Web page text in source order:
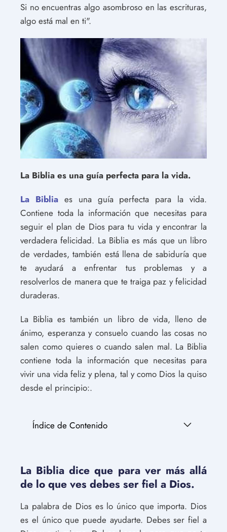
Si no encuentras algo asombroso en las escrituras,
algo está mal en ti".
La Biblia es una guía perfecta para la vida.
La Bibliaes una guía perfecta para la vida.
Contiene toda la información que necesitas para
seguir el plan de Dios para tu vida y encontrar la
verdadera felicidad. La Biblia es más que un libro
de verdades, también está llena de sabiduría que
te ayudará a enfrentar tus problemas y a
resolverlos de manera que te traiga paz y felicidad
duraderas.
La Biblia es también un libro de vida, lleno de
ánimo, esperanza y consuelo cuando las cosas no
salen como quieres o cuando salen mal. La Biblia
contiene toda la información que necesitas para
vivir una vida feliz y plena, tal y como Dios la quiso
desde el principio:.
Índice de Contenido
La Biblia dice que para ver más allá
de lo que ves debes ser fiel a Dios.
La palabra de Dios es lo único que importa. Dios
es el único que puede ayudarte. Debes ser fiel a